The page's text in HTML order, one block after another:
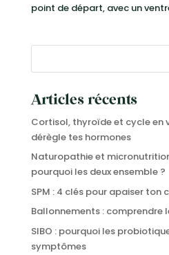
point de départ, avec un
Articles récents
Cortisol, thyroïde et cycle en
dérègle tes hormones
Naturopathie et
pourquoi les deux ensemble ?
SPM : 4 clés pour apaiser
Ballonnements : comprendre
SIBO : pourquoi les
symptômes